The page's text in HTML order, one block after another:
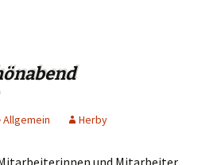
Allgemein Herby
und Mitarbeiter,